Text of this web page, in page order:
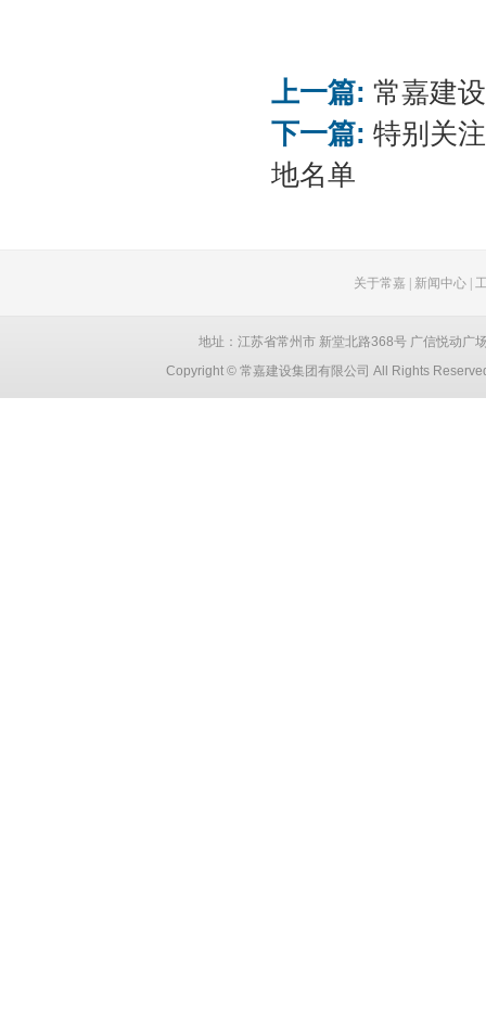
上一篇: 常嘉建
下一篇: 特别关
地名单
关于常嘉 新闻中心
地址：江苏省常州市 新堂北路368号 广信悦动
Copyright © 常嘉建设集团有限公司 All Rights